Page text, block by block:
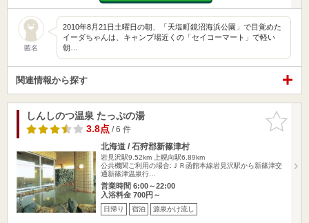
匿名
2010年8月21日土曜日の朝、「天塩町鏡沼海浜公園」で目覚めた
イーダちゃんは、キャンプ場近くの「セイコーマート」で軽い
朝…
関連情報から探す
お気に入
りに追加
しんしのつ温泉 たっぷの湯
3.8点/ 6 件
北海道 / 石狩郡新篠津村
岩見沢駅9.52km
上幌向駅6.89km
公共機関ご利用の場合:ＪＲ函館本線岩見沢駅から新篠津交
通新篠津温泉行…
営業時間 6:00～22:00
入浴料金 700円～
日帰り 宿泊 源泉かけ流し